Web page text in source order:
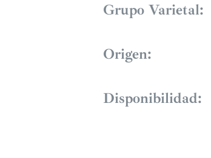
Grupo Varietal:
Origen:
Disponibilidad: